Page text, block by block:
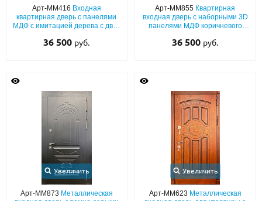
Арт-ММ416 Входная
квартирная дверь с панелями
МДФ с имитацией дерева с двух
36 500 руб.
Арт-ММ855 Квартирная
входная дверь с наборными 3D
панелями МДФ коричневого
36 500 руб.
Увеличить
Арт-ММ873 Металлическая
Увеличить
Арт-ММ623 Металлическая